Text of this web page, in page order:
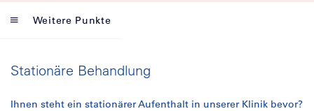
Weitere Punkte
Stationäre Behandlung
Ihnen steht ein stationärer Aufenthalt in unserer Klinik bevor?